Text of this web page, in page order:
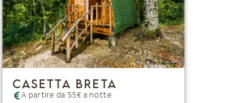
Casetta Breta
A partire da 55€ a notte